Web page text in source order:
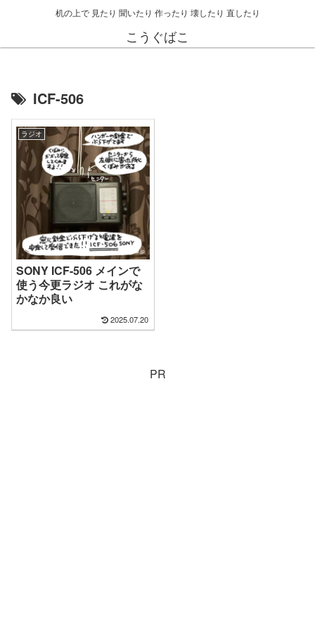
机の上で 見たり 聞いたり 作ったり 壊したり 直したり
こうぐばこ
ICF-506
ラジオ
SONY ICF-506 メインで
使う今更ラジオ これがな
かなか良い
2025.07.20
PR